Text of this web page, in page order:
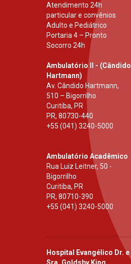
Atendimento 24h
particular e convênios
Adulto e Pediátrico
Portaria 4 – Pronto
Socorro 24h
Ambulatório II - (Cândido
Hartmann)
Av. Cândido Hartmann,
510 – Bigorrilho
Curitiba, PR
PR, 80730-440
+55 (041) 3240-5000
Ambulatório Acadêmico
Rua Luiz Leitner, 50 -
Bigorrilho
Curitiba, PR
PR, 80710-390
+55 (041) 3240-5000
Hospital Evangélico Dr. e
Sra. Goldsby King